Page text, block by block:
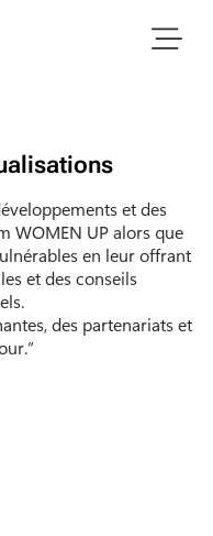
et des
WOMEN UP alors que
en leur offrant
et des conseils
des partenariats et